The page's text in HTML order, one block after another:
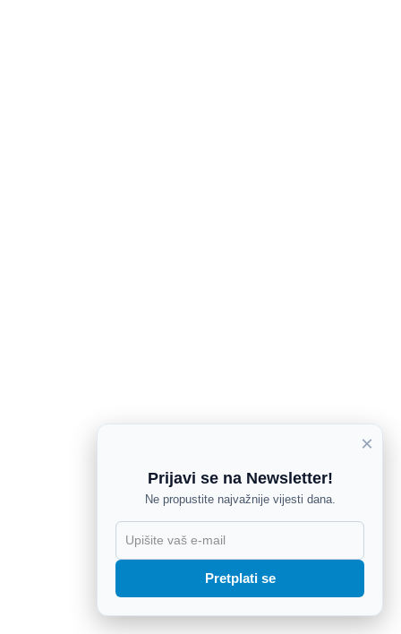
×
Prijavi se na Newsletter!
Ne propustite najvažnije vijesti dana.
Pretplati se